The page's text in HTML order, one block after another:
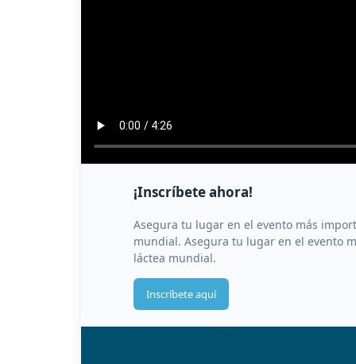
¡Inscríbete ahora!
Asegura tu lugar en el evento más
mundial. Asegura tu lugar en el evento
láctea mundial.
Inscríbete aquí